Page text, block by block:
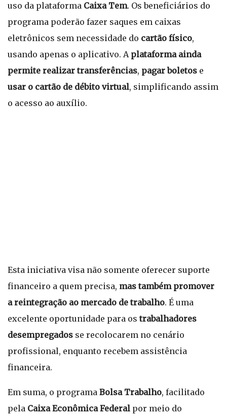
uso da plataforma Caixa Tem. Os beneficiários do
programa poderão fazer saques em caixas
eletrônicos sem necessidade do cartão físico,
usando apenas o aplicativo. A plataforma ainda
permite realizar transferências, pagar boletos e
usar o cartão de débito virtual, simplificando assim
o acesso ao auxílio.
Esta iniciativa visa não somente oferecer suporte
financeiro a quem precisa, mas também promover
a reintegração ao mercado de trabalho. É uma
excelente oportunidade para os trabalhadores
desempregados se recolocarem no cenário
profissional, enquanto recebem assistência
financeira.
Em suma, o programa Bolsa Trabalho, facilitado
pela Caixa Econômica Federal por meio do